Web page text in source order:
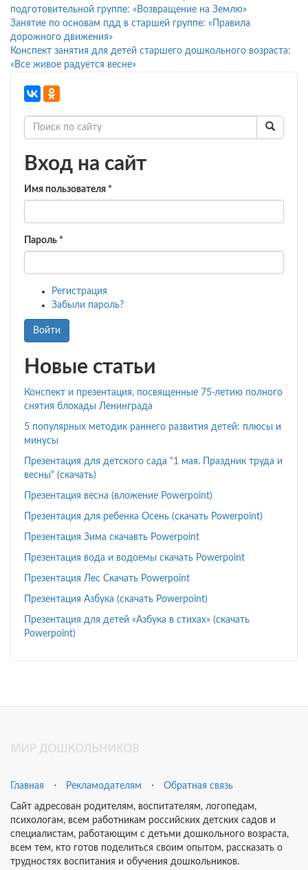
подготовительной группе: «Возвращение на Землю»
Занятие по основам пдд в старшей группе: «Правила
дорожного движения»
Конспект занятия для детей старшего дошкольного возраста:
«Все живое радуется весне»
Вход на сайт
Имя пользователя *
Пароль *
Регистрация
Забыли пароль?
Войти
Новые статьи
Конспект и презентация, посвященные 75-летию полного
снятия блокады Ленинграда
5 популярных методик раннего развития детей: плюсы и
минусы
Презентация для детского сада "1 мая. Праздник труда и
весны" (скачать)
Презентация весна (вложение Powerpoint)
Презентация для ребенка Осень (скачать Powerpoint)
Презентация Зима скачавть Powerpoint
Презентация вода и водоемы скачать Powerpoint
Презентация Лес Скачать Powerpoint
Презентация Азбука (скачать Powerpoint)
Презентация для детей «Азбука в стихах» (скачать
Powerpoint)
Главная ⋅ Рекламодателям ⋅ Обратная связь
Сайт адресован родителям, воспитателям, логопедам,
психологам, всем работникам российских детских садов и
специалистам, работающим с детьми дошкольного возраста,
всем тем, кто готов поделиться своим опытом, рассказать о
трудностях воспитания и обучения дошкольников.